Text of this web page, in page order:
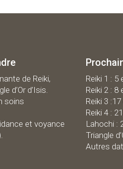
de Reiki,
d’Or d’Isis.
soins
et voyance
Reiki 1 : 5
Reiki 2 :
Reiki 3
Reiki 4 :
Lahochi :
Triangle
Autres